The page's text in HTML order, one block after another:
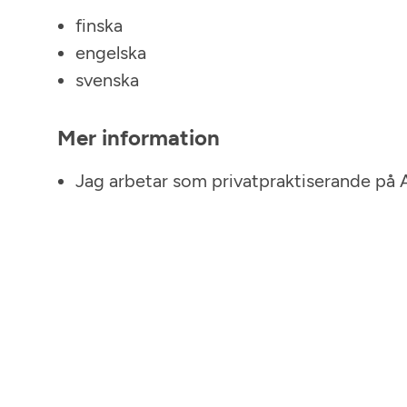
finska
engelska
svenska
Mer information
Jag arbetar som privatpraktiserande på